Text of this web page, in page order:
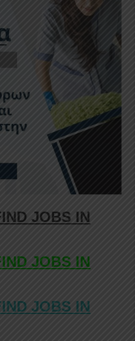
JOBS IN
JOBS IN
JOBS IN